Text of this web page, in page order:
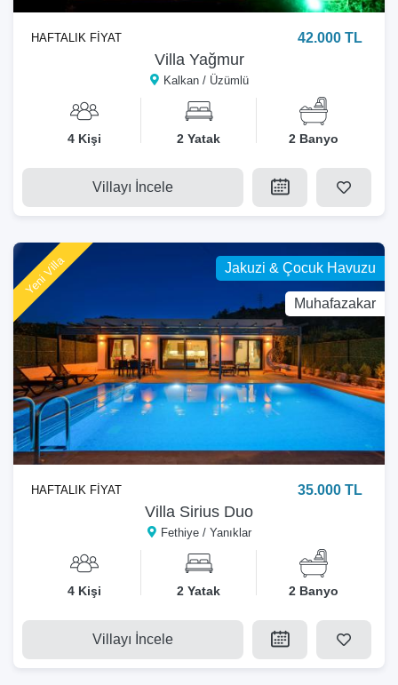
Villa Yağmur
Kalkan / Üzümlü
HAFTALIK FİYAT 42.000 TL
4 Kişi 2 Yatak 2 Banyo
Villayı İncele
Jakuzi & Çocuk Havuzu
Muhafazakar
Yeni Villa
Villa Sirius Duo
Fethiye / Yanıklar
HAFTALIK FİYAT 35.000 TL
4 Kişi 2 Yatak 2 Banyo
Villayı İncele